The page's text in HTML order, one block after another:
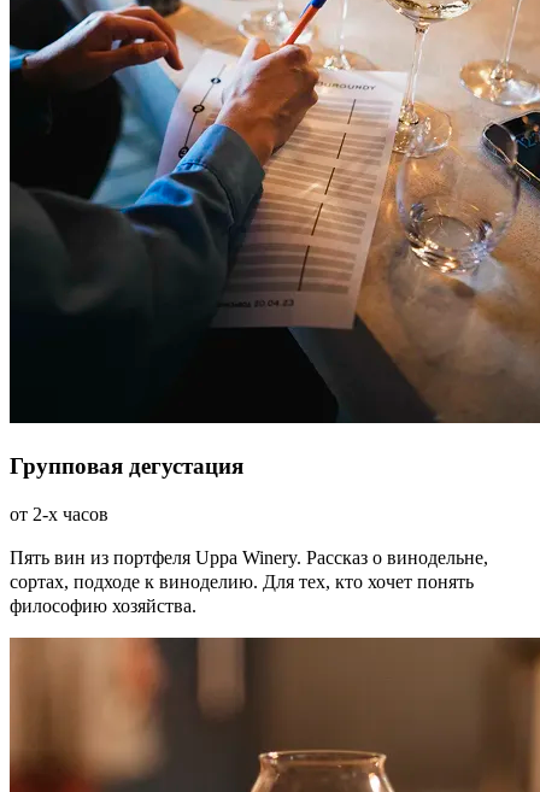
Групповая дегустация
от 2-х часов
Пять вин из портфеля Uppa Winery. Рассказ о винодельне,
сортах, подходе к виноделию. Для тех, кто хочет понять
философию хозяйства.